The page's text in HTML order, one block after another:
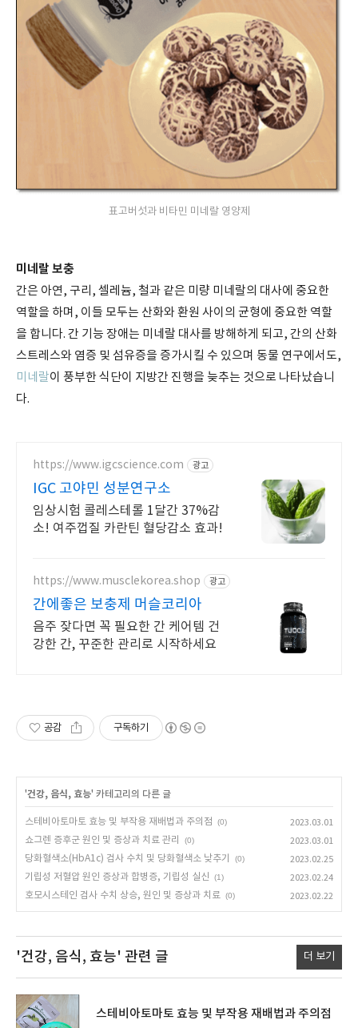
표고버섯과 비타민 미네랄 영양제
미네랄 보충
간은 아연, 구리, 셀레늄, 철과 같은 미량 미네랄의 대사에 중요한
역할을 하며, 이들 모두는 산화와 환원 사이의 균형에 중요한 역할
을 합니다. 간 기능 장애는 미네랄 대사를 방해하게 되고, 간의 산화
스트레스와 염증 및 섬유증을 증가시킬 수 있으며 동물 연구에서도,
미네랄이 풍부한 식단이 지방간 진행을 늦추는 것으로 나타났습니
다.
https://www.igcscience.com 광고
IGC 고야민 성분연구소
임상시험 콜레스테롤 1달간 37%감
소! 여주껍질 카란틴 혈당감소 효과!
https://www.musclekorea.shop 광고
간에좋은 보충제 머슬코리아
음주 잦다면 꼭 필요한 간 케어템 건
강한 간, 꾸준한 관리로 시작하세요
공감 구독하기
'건강, 음식, 효능' 카테고리의 다른 글
스테비아토마토 효능 및 부작용 재배법과 주의점 (0)
2023.03.01
쇼그렌 증후군 원인 및 증상과 치료 관리
(0)
2023.03.01
당화혈색소(HbA1c) 검사 수치 및 당화혈색소 낮추기
(0)
2023.02.25
기립성 저혈압 원인 증상과 합병증, 기립성 실신
(1)
2023.02.24
호모시스테인 검사 수치 상승, 원인 및 증상과 치료 (0) 2023.02.22
'건강, 음식, 효능' 관련 글 더 보기
스테비아토마토 효능 및 부작용 재배법과 주의점